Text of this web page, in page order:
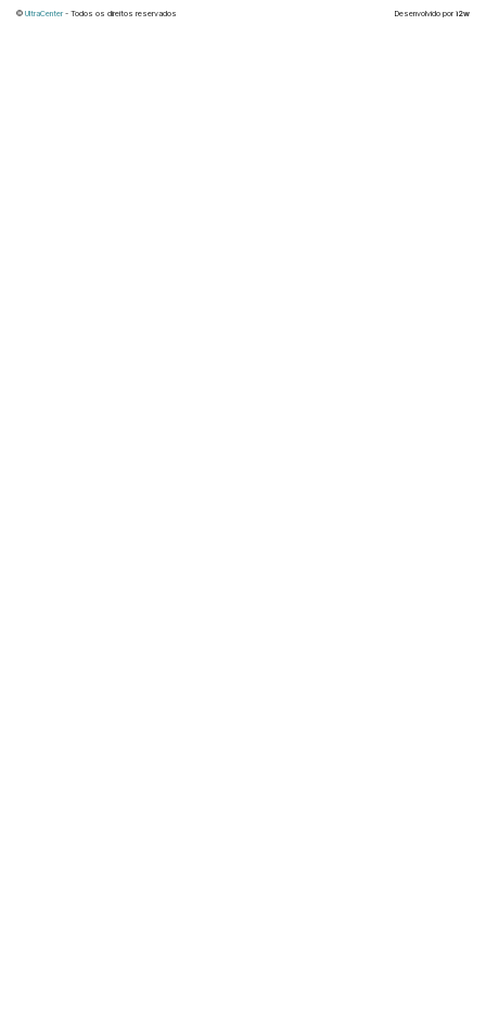
© UltraCenter - Todos os direitos reservados Desenvolvido pori2w